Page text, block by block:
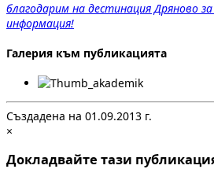
благодарим на дестинация Дряново
информация!
Галерия към публикацията
Създадена на 01.09.2013 г.
×
Докладвайте тази